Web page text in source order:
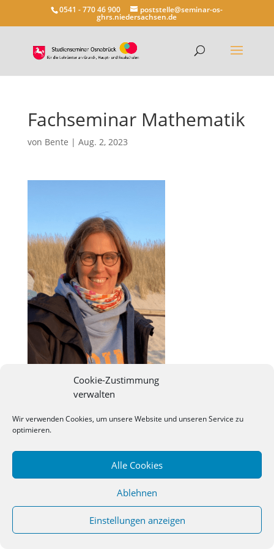
Cookie-Zustimmung
verwalten
Wir verwenden Cookies, um unsere Website und unseren Service zu
optimieren.
Alle Cookies
Ablehnen
Einstellungen anzeigen
0541 - 770 46 900 poststelle@seminar-os-
ghrs.niedersachsen.de
Fachseminar Mathematik
von Bente | Aug. 2, 2023
wordpress